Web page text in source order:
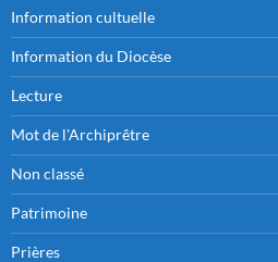
Information cultuelle
Information du Diocèse
Lecture
Mot de l'Archiprêtre
Non classé
Patrimoine
Prières